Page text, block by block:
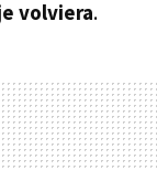
volviera.